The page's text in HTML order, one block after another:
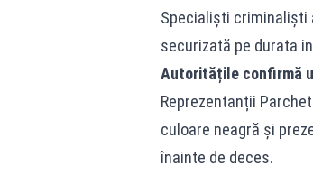
Specialiști criminaliști
securizată pe durata
Autoritățile confirmă
Reprezentanții
culoare neagră și
înainte de deces.